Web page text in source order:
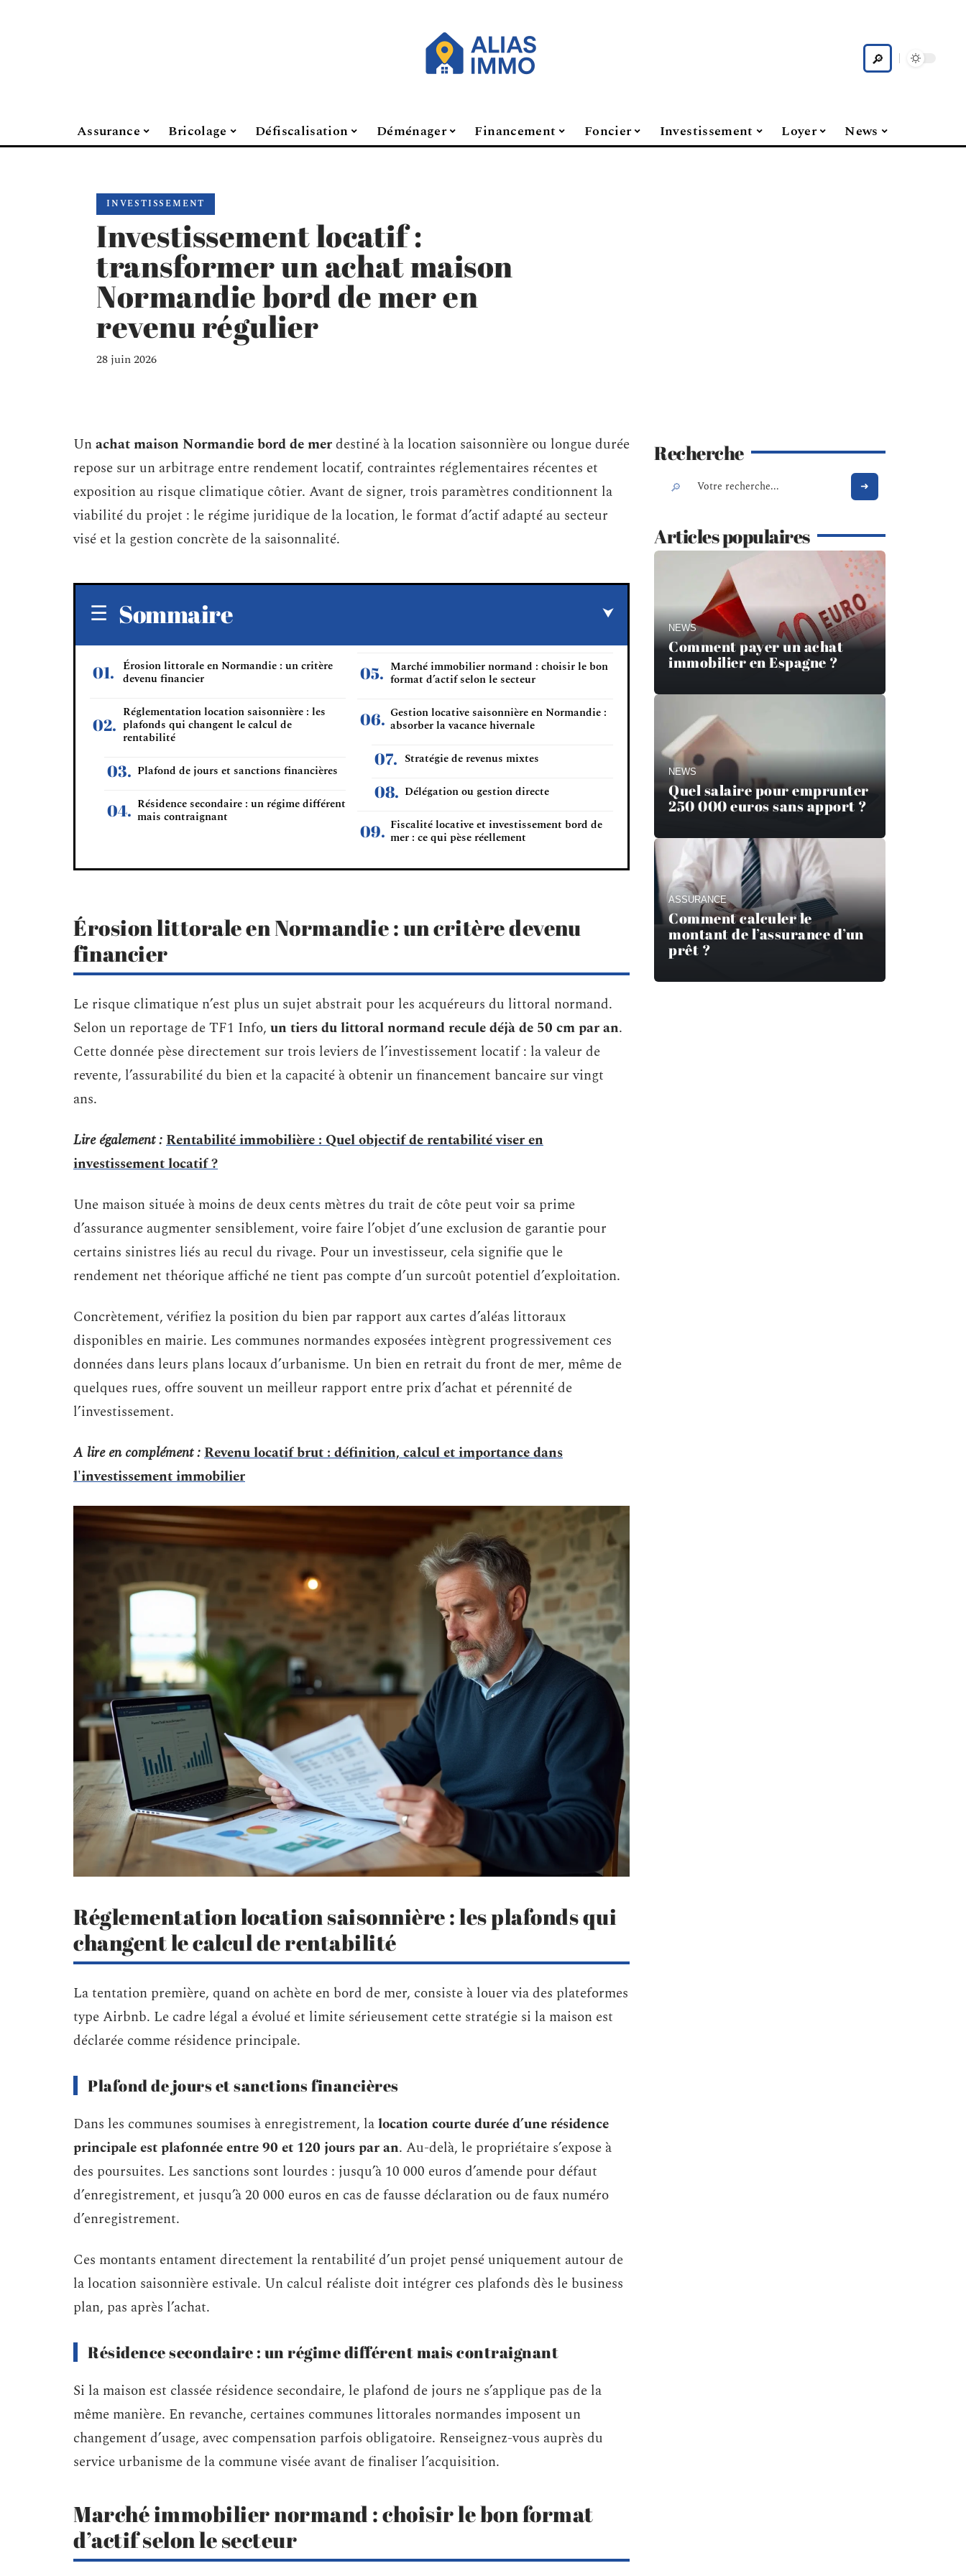
Assurance Bricolage Défiscalisation Déménager Financement Foncier Investissement Loyer News
INVESTISSEMENT
Investissement locatif :
transformer un achat maison
Normandie bord de mer en
revenu régulier
28 juin 2026
Unachat maison Normandie bord de merdestiné à la location saisonnière ou longue durée
repose sur un arbitrage entre rendement locatif, contraintes réglementaires récentes et
exposition au risque climatique côtier. Avant de signer, trois paramètres conditionnent la
viabilité du projet : le régime juridique de la location, le format d’actif adapté au secteur
visé et la gestion concrète de la saisonnalité.
Sommaire
Érosion littorale en Normandie : un critère
devenu financier
Réglementation location saisonnière : les
plafonds qui changent le calcul de
rentabilité
Plafond de jours et sanctions financières
Résidence secondaire : un régime différent
mais contraignant
Marché immobilier normand : choisir le bon
format d’actif selon le secteur
Gestion locative saisonnière en Normandie :
absorber la vacance hivernale
Stratégie de revenus mixtes
Délégation ou gestion directe
Fiscalité locative et investissement bord de
mer : ce qui pèse réellement
Érosion littorale en Normandie : un critère devenu
financier
Le risque climatique n’est plus un sujet abstrait pour les acquéreurs du littoral normand.
Selon un reportage de TF1 Info, un tiers du littoral normand recule déjà de 50 cm par an.
Cette donnée pèse directement sur trois leviers de l’investissement locatif : la valeur de
revente, l’assurabilité du bien et la capacité à obtenir un financement bancaire sur vingt
ans.
Lire également :Rentabilité immobilière : Quel objectif de rentabilité viser en
investissement locatif ?
Une maison située à moins de deux cents mètres du trait de côte peut voir sa prime
d’assurance augmenter sensiblement, voire faire l’objet d’une exclusion de garantie pour
certains sinistres liés au recul du rivage. Pour un investisseur, cela signifie que le
rendement net théorique affiché ne tient pas compte d’un surcoût potentiel d’exploitation.
Concrètement, vérifiez la position du bien par rapport aux cartes d’aléas littoraux
disponibles en mairie. Les communes normandes exposées intègrent progressivement ces
données dans leurs plans locaux d’urbanisme. Un bien en retrait du front de mer, même de
quelques rues, offre souvent un meilleur rapport entre prix d’achat et pérennité de
l’investissement.
A lire en complément :Revenu locatif brut : définition, calcul et importance dans
l'investissement immobilier
Réglementation location saisonnière : les plafonds qui
changent le calcul de rentabilité
La tentation première, quand on achète en bord de mer, consiste à louer via des plateformes
type Airbnb. Le cadre légal a évolué et limite sérieusement cette stratégie si la maison est
déclarée comme résidence principale.
Plafond de jours et sanctions financières
Dans les communes soumises à enregistrement, lalocation courte durée d’une résidence
principale est plafonnée entre 90 et 120 jours par an. Au-delà, le propriétaire s’expose à
des poursuites. Les sanctions sont lourdes : jusqu’à 10 000 euros d’amende pour défaut
d’enregistrement, et jusqu’à 20 000 euros en cas de fausse déclaration ou de faux numéro
d’enregistrement.
Ces montants entament directement la rentabilité d’un projet pensé uniquement autour de
la location saisonnière estivale. Un calcul réaliste doit intégrer ces plafonds dès le business
plan, pas après l’achat.
Résidence secondaire : un régime différent mais contraignant
Si la maison est classée résidence secondaire, le plafond de jours ne s’applique pas de la
même manière. En revanche, certaines communes littorales normandes imposent un
changement d’usage, avec compensation parfois obligatoire. Renseignez-vous auprès du
service urbanisme de la commune visée avant de finaliser l’acquisition.
Marché immobilier normand : choisir le bon format
d’actif selon le secteur
Recherche
Articles populaires
NEWS
Comment payer un achat
immobilier en Espagne ?
NEWS
Quel salaire pour emprunter
250 000 euros sans apport ?
ASSURANCE
Comment calculer le
montant de l’assurance d’un
prêt ?